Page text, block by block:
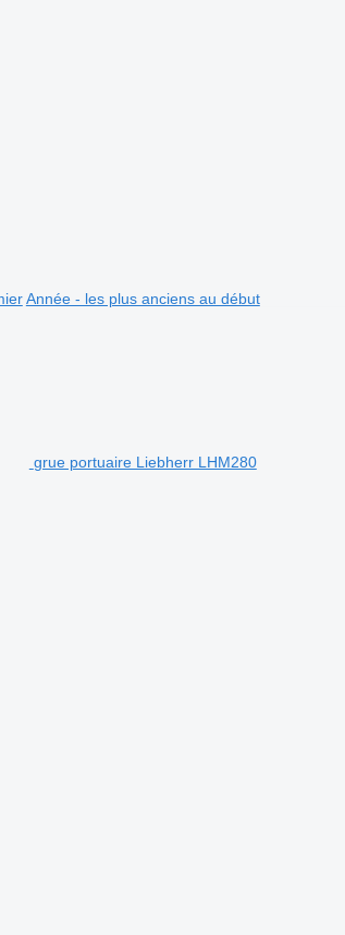
Année - les plus anciens au début
grue portuaire Liebherr LHM280